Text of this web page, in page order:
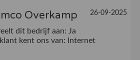
Overkamp 26-09-2025
dit bedrijf aan: Ja
kent ons van:
Internet